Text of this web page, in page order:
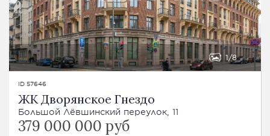
1 8
ID 57646
ЖК Дворянское Гнездо
Большой Лёвшинский переулок, 11
379 000 000 руб